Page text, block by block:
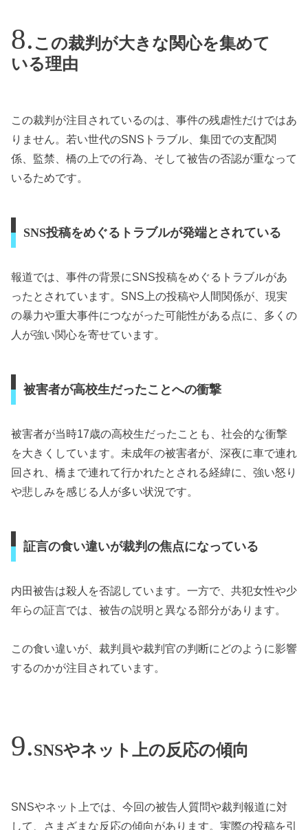
この裁判が大きな関心を集めて
いる理由
この裁判が注目されているのは、事件の残虐性だけではあ
りません。若い世代のSNSトラブル、集団での支配関
係、監禁、橋の上での行為、そして被告の否認が重なって
いるためです。
SNS投稿をめぐるトラブルが発端とされている
報道では、事件の背景にSNS投稿をめぐるトラブルがあ
ったとされています。SNS上の投稿や人間関係が、現実
の暴力や重大事件につながった可能性がある点に、多くの
人が強い関心を寄せています。
被害者が高校生だったことへの衝撃
被害者が当時17歳の高校生だったことも、社会的な衝撃
を大きくしています。未成年の被害者が、深夜に車で連れ
回され、橋まで連れて行かれたとされる経緯に、強い怒り
や悲しみを感じる人が多い状況です。
証言の食い違いが裁判の焦点になっている
内田被告は殺人を否認しています。一方で、共犯女性や少
年らの証言では、被告の説明と異なる部分があります。
この食い違いが、裁判員や裁判官の判断にどのように影響
するのかが注目されています。
SNSやネット上の反応の傾向
SNSやネット上では、今回の被告人質問や裁判報道に対
して、さまざまな反応の傾向があります。実際の投稿を引